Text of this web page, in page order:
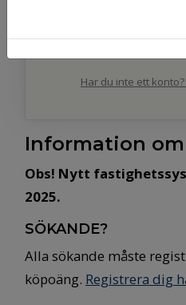
Har du inte ett
Information
Obs! Nytt
2025.
SÖKANDE?
Alla sökande måste
köpoäng. Registrera dig